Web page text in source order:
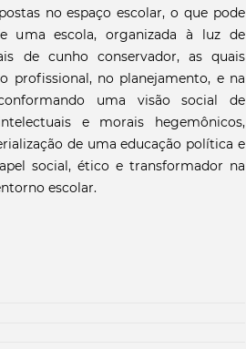
no espaço escolar, o que pode
uma escola, organizada à luz de
de cunho conservador, as quais
profissional, no planejamento, e na
uma visão social de
e morais hegemônicos,
de uma educação política e
social, ético e transformador na
escolar.